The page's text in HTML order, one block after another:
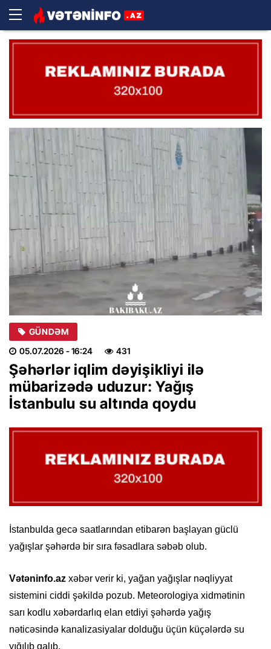
GÜNDƏM
05.07.2026 - 16:24 431
Şəhərlər iqlim dəyişikliyi ilə
mübarizədə uduzur: Yağış
İstanbulu su altında qoydu
İstanbulda gecə saatlarından etibarən başlayan güclü
yağışlar şəhərdə bir sıra fəsadlara səbəb olub.
Vətəninfo.az xəbər verir ki, yağan yağışlar nəqliyyat
sistemini ciddi şəkildə pozub. Meteorologiya xidmətinin
sarı kodlu xəbərdarlıq elan etdiyi şəhərdə yağış
nəticəsində kanalizasiyalar dolduğu üçün küçələrdə su
yığılıb qalıb.